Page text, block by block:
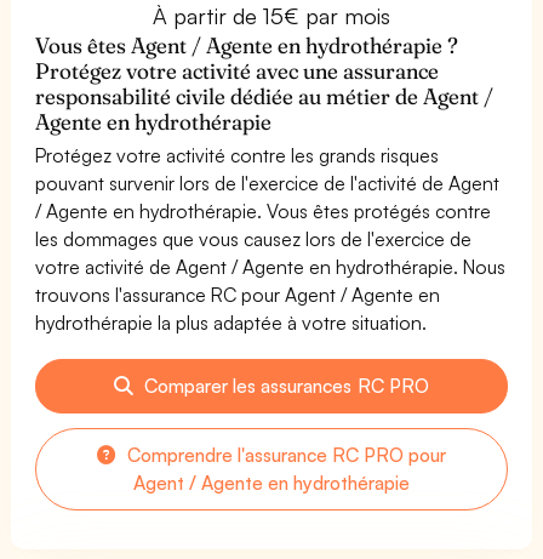
À partir de 15€ par mois
Vous êtes Agent / Agente en hydrothérapie ?
Protégez votre activité avec une assurance
responsabilité civile dédiée au métier de Agent /
Agente en hydrothérapie
Protégez votre activité contre les grands risques
pouvant survenir lors de l'exercice de l'activité de Agent
/ Agente en hydrothérapie. Vous êtes protégés contre
les dommages que vous causez lors de l'exercice de
votre activité de Agent / Agente en hydrothérapie. Nous
trouvons l'assurance RC pour Agent / Agente en
hydrothérapie la plus adaptée à votre situation.
Comparer les assurances RC PRO
Comprendre l'assurance RC PRO pour
Agent / Agente en hydrothérapie